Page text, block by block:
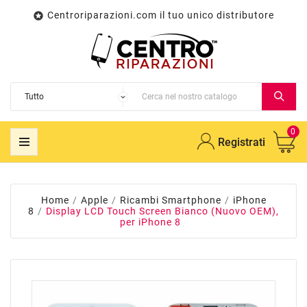
 Centroriparazioni.com il tuo unico distributore
Registrati
0
Home Apple Ricambi Smartphone
iPhone
8
Display LCD Touch Screen Bianco (Nuovo OEM),
per iPhone 8